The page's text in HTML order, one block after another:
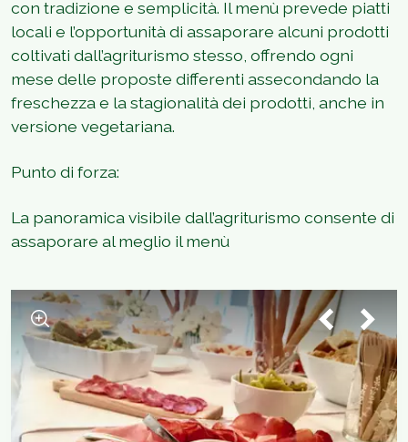
con tradizione e semplicità. Il menù prevede piatti
locali e l’opportunità di assaporare alcuni prodotti
coltivati dall’agriturismo stesso, offrendo ogni
mese delle proposte differenti assecondando la
freschezza e la stagionalità dei prodotti, anche in
versione vegetariana.
Punto di forza:
La panoramica visibile dall’agriturismo consente di
assaporare al meglio il menù